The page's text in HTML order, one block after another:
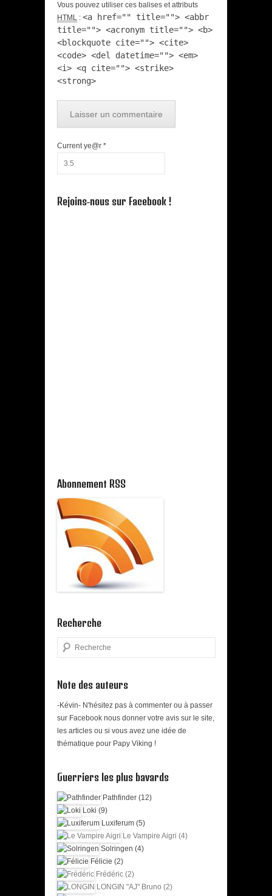
Vous pouvez utiliser ces balises et attributs
HTML : <a href="" title=""> <abbr
title=""> <acronym title=""> <b>
<blockquote cite=""> <cite>
<code> <del datetime=""> <em>
<i> <q cite=""> <strike>
<strong>
Current ye@r *
Rejoins-nous sur Facebook !
Abonnement RSS
Recherche
Search
Note des auteurs
-Kévin- N'hésitez pas à commenter ou à passer
sur Facebook nous donner votre avis sur le site,
les articles ou si vous avez une idée de
thématique pour Papy Viking !
Guerriers les plus bavards
Pathfinder (12)
Loki (9)
Luxiferum (5)
Le Vampire Aigri (4)
Solringen (4)
Félicie (2)
Frédéric (2)
LONGIN "AJ" Bruno (2)